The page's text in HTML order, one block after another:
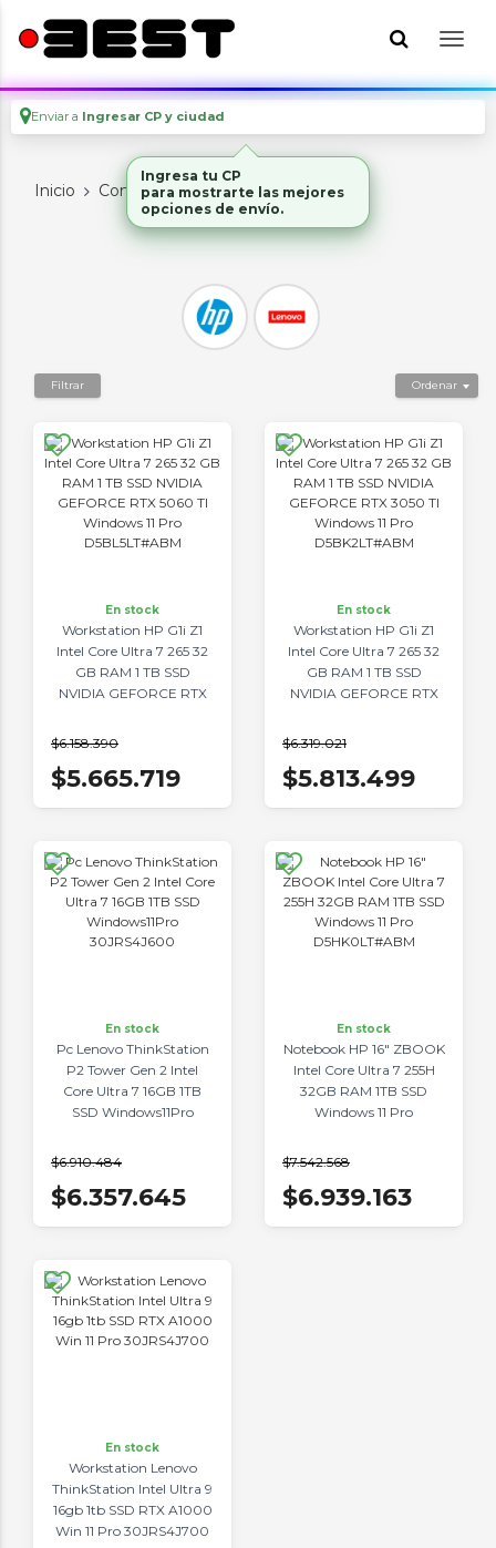
Enviar a Ingresar CP y ciudad
Inicio Computadoras Workstations
Ordenar
Filtrar
En stock
Workstation HP G1i Z1
Intel Core Ultra 7 265 32
GB RAM 1 TB SSD
NVIDIA GEFORCE RTX
D5BL5LT#ABM
$6.158.390
$5.665.719
En stock
Workstation HP G1i Z1
Intel Core Ultra 7 265 32
GB RAM 1 TB SSD
NVIDIA GEFORCE RTX
D5BK2LT#ABM
$6.319.021
$5.813.499
En stock
Pc Lenovo ThinkStation
P2 Tower Gen 2 Intel
Core Ultra 7 16GB 1TB
SSD Windows11Pro
$6.910.484
$6.357.645
En stock
Notebook HP 16" ZBOOK
Intel Core Ultra 7 255H
32GB RAM 1TB SSD
Windows 11 Pro
$7.542.568
$6.939.163
En stock
Workstation Lenovo
ThinkStation Intel Ultra 9
16gb 1tb SSD RTX A1000
Win 11 Pro 30JRS4J700
Ingresa tu CP
para mostrarte las mejores
opciones de envío.